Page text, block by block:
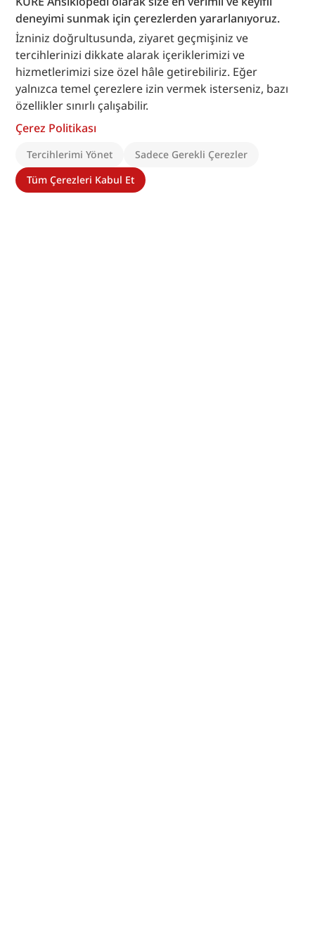
deneyimi sunmak için çerezlerden yararlanıyoruz.
İzniniz doğrultusunda, ziyaret geçmişiniz ve
tercihlerinizi dikkate alarak içeriklerimizi ve
hizmetlerimizi size özel hâle getirebiliriz. Eğer
yalnızca temel çerezlere izin vermek isterseniz, bazı
özellikler sınırlı çalışabilir.
Çerez Politikası
Tercihlerimi Yönet
Sadece Gerekli Çerezler
Tüm Çerezleri Kabul Et